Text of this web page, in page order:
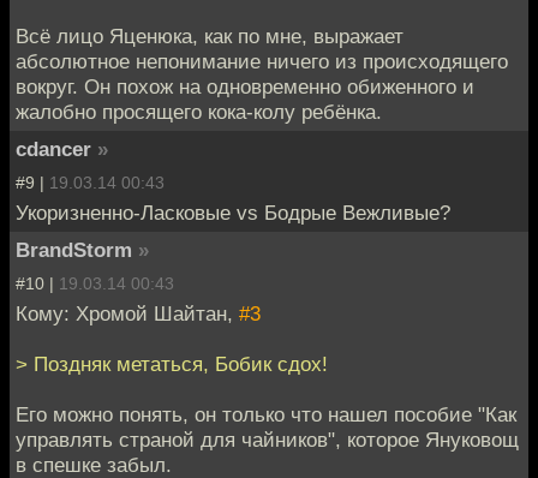
Всё лицо Яценюка, как по мне, выражает
абсолютное непонимание ничего из происходящего
вокруг. Он похож на одновременно обиженного и
жалобно просящего кока-колу ребёнка.
cdancer »
#9 | 19.03.14 00:43
Укоризненно-Ласковые vs Бодрые Вежливые?
BrandStorm »
#10 | 19.03.14 00:43
Кому: Хромой Шайтан, #3
> Поздняк метаться, Бобик сдох!
Его можно понять, он только что нашел пособие "Как
управлять страной для чайников", которое Януковощ
в спешке забыл.